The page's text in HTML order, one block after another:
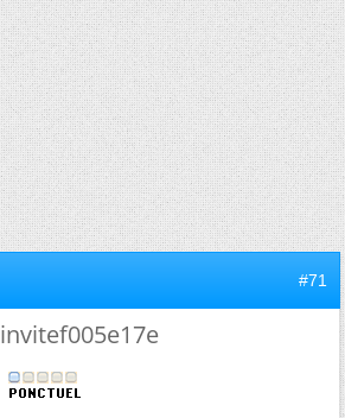
#71
invitef005e17e